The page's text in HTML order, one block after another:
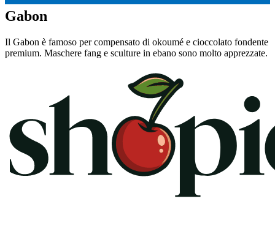
Gabon
Il Gabon è famoso per compensato di okoumé e cioccolato fondente
premium. Maschere fang e sculture in ebano sono molto apprezzate.